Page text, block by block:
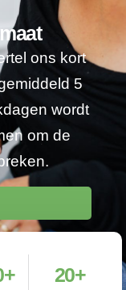
ons kort
5
wordt
om de
+ 20+